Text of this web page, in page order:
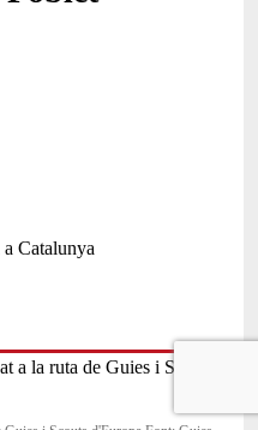
Catalunya